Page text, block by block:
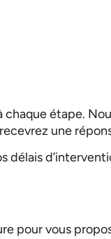
étape.
une
pour vous